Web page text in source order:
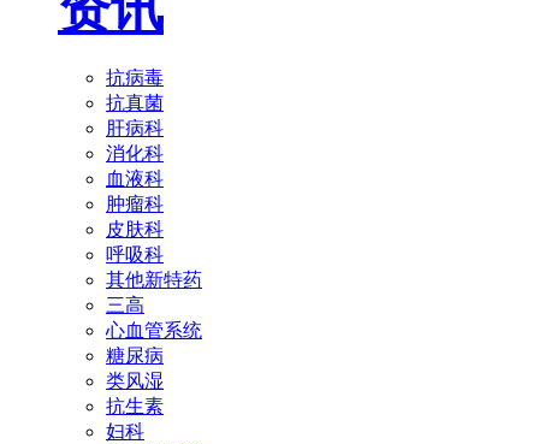
抗病毒
抗真菌
肝病科
消化科
血液科
肿瘤科
皮肤科
呼吸科
其他新特药
三高
心血管系统
糖尿病
类风湿
抗生素
妇科